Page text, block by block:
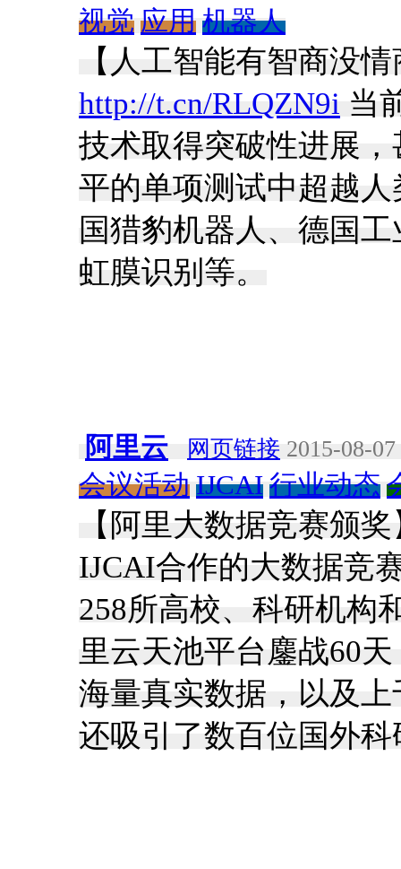
视觉 应用 机器人
【人工智能有智商没
http://t.cn/RLQZN9i 当
技术取得突破性进展
平的单项测试中超越
国猎豹机器人、德国
虹膜识别等。
阿里云 网页链接 2015-08-
会议活动 IJCAI 行业动态
【阿里大数据竞赛颁
IJCAI合作的大数据竞
258所高校、科研机构
里云天池平台鏖战60
海量真实数据，以及
还吸引了数百位国外